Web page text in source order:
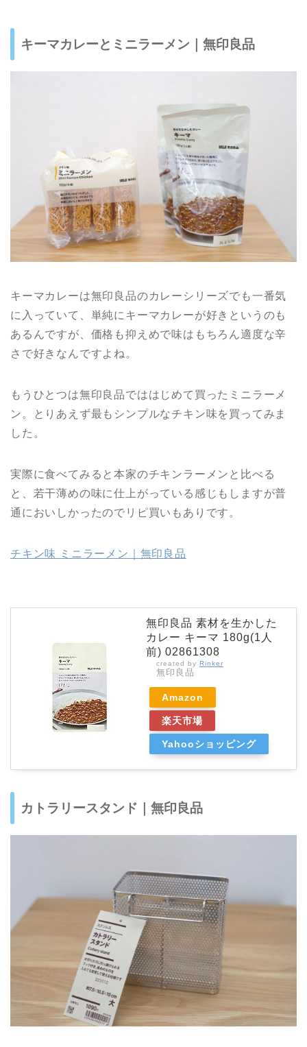
キーマカレーとミニラーメン｜無印良品
キーマカレーは無印良品のカレーシリーズでも一番気
に入っていて、単純にキーマカレーが好きというのも
あるんですが、価格も抑えめで味はもちろん適度な辛
さで好きなんですよね。
もうひとつは無印良品でははじめて買ったミニラーメ
ン。とりあえず最もシンプルなチキン味を買ってみま
した。
実際に食べてみると本家のチキンラーメンと比べる
と、若干薄めの味に仕上がっている感じもしますが普
通においしかったのでリピ買いもありです。
チキン味 ミニラーメン｜無印良品
無印良品 素材を生かした
カレー キーマ 180g(1人
前) 02861308
created by Rinker
無印良品
Amazon
楽天市場
Yahooショッピング
カトラリースタンド｜無印良品